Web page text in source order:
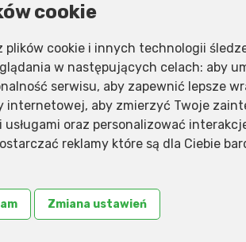
cookie
plików cookie i innych technologii
w następujących celach: aby
serwisu, aby zapewnić lepsze
internetowej, aby zmierzyć Twoje
oraz personalizować
reklamy które są dla Ciebie
Zmiana ustawień
i przetwarzaniu danych osobowych
św hildegardy,św hildegarda